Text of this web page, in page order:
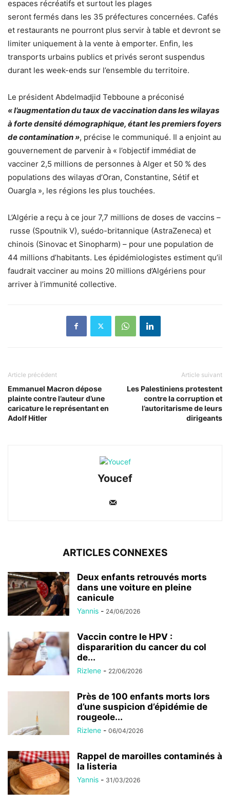
espaces récréatifs et surtout les plages
seront fermés dans les 35 préfectures concernées. Cafés
et restaurants ne pourront plus servir à table et devront se
limiter uniquement à la vente à emporter. Enfin, les
transports urbains publics et privés seront suspendus
durant les week-ends sur l’ensemble du territoire.
Le président Abdelmadjid Tebboune a préconisé
« l’augmentation du taux de vaccination dans les wilayas
à forte densité démographique, étant les premiers foyers
de contamination », précise le communiqué. Il a enjoint au
gouvernement de parvenir à « l’objectif immédiat de
vacciner 2,5 millions de personnes à Alger et 50 % des
populations des wilayas d’Oran, Constantine, Sétif et
Ouargla », les régions les plus touchées.
L’Algérie a reçu à ce jour 7,7 millions de doses de vaccins –
russe (Spoutnik V), suédo-britannique (AstraZeneca) et
chinois (Sinovac et Sinopharm) – pour une population de
44 millions d’habitants. Les épidémiologistes estiment qu’il
faudrait vacciner au moins 20 millions d’Algériens pour
arriver à l’immunité collective.
Article précédent
Emmanuel Macron dépose
plainte contre l’auteur d’une
caricature le représentant en
Adolf Hitler
Article suivant
Les Palestiniens protestent
contre la corruption et
l’autoritarisme de leurs
dirigeants
Youcef
ARTICLES CONNEXES
Deux enfants retrouvés morts
dans une voiture en pleine
canicule
Yannis - 24/06/2026
Vaccin contre le HPV :
dispararition du cancer du col
de...
Rizlene - 22/06/2026
Près de 100 enfants morts lors
d’une suspicion d’épidémie de
rougeole...
Rizlene - 06/04/2026
Rappel de maroilles contaminés à
la listeria
Yannis - 31/03/2026